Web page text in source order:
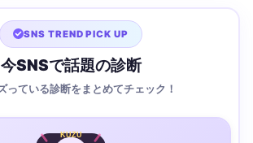
SNS TREND PICK UP
今SNSで話題の診断
っている診断をまとめてチェック！
KUZU